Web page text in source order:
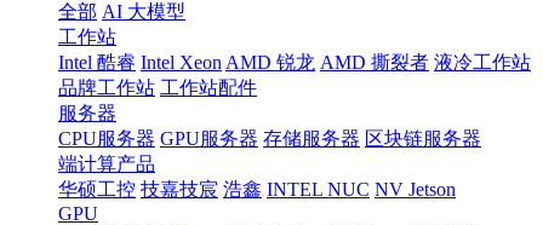
全部 AI 大模型
工作站
Intel 酷睿 Intel Xeon AMD 锐龙 AMD 撕裂者 液冷工作站
品牌工作站 工作站配件
服务器
CPU服务器 GPU服务器 存储服务器 区块链服务器
端计算产品
华硕工控 技嘉技宸 浩鑫 INTEL NUC NV Jetson
GPU